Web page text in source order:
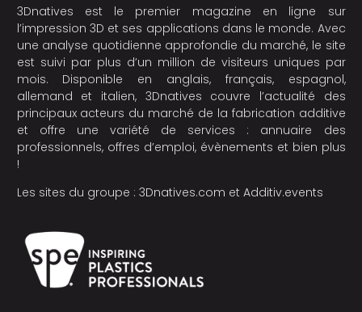
3Dnatives est le premier magazine en ligne sur
l’impression 3D et ses applications dans le monde. Avec
une analyse quotidienne approfondie du marché, le site
est suivi par plus d’un million de visiteurs uniques par
mois. Disponible en anglais, français, espagnol,
allemand et italien, 3Dnatives couvre l’actualité des
principaux acteurs du marché de la fabrication additive
et offre une variété de services : annuaire des
professionnels, offres d’emploi, évènements et bien plus
!
Les sites du groupe : 3Dnatives.com et Additiv.events